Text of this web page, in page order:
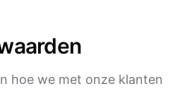
hoe we met onze klanten